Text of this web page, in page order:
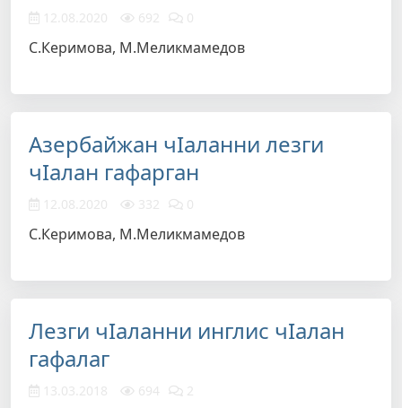
12.08.2020 692 0
С.Керимова, М.Меликмамедов
Азербайжан чIаланни лезги
чIалан гафарган
12.08.2020 332 0
С.Керимова, М.Меликмамедов
Лезги чIаланни инглис чIалан
гафалаг
13.03.2018 694 2